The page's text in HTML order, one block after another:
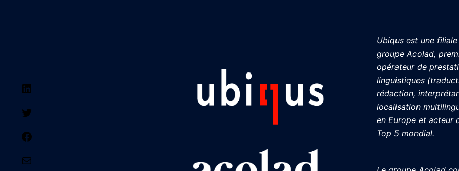
Ubiqus est une
groupe Acolad,
opérateur de
linguistiques
rédaction,
localisation
en Europe et acteur
Top 5 mondial.